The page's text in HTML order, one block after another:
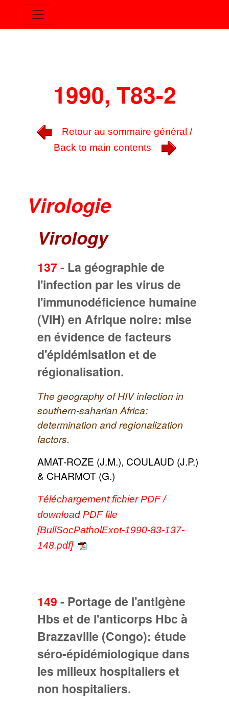
1990, T83-2
Retour au sommaire général /
Back to main contents
Virologie
Virology
137- La géographie de
l'infection par les virus de
l'immunodéficience humaine
(VIH) en Afrique noire: mise
en évidence de facteurs
d'épidémisation et de
régionalisation.
The geography of HIV infection in
southern-saharian Africa:
determination and regionalization
factors.
AMAT-ROZE (J.M.), COULAUD (J.P.)
& CHARMOT (G.)
Téléchargement fichier PDF /
download PDF file
[BullSocPatholExot-1990-83-137-
148.pdf]
149 - Portage de l'antigène
Hbs et de l'anticorps Hbc à
Brazzaville (Congo): étude
séro-épidémiologique dans
les milieux hospitaliers et
non hospitaliers.